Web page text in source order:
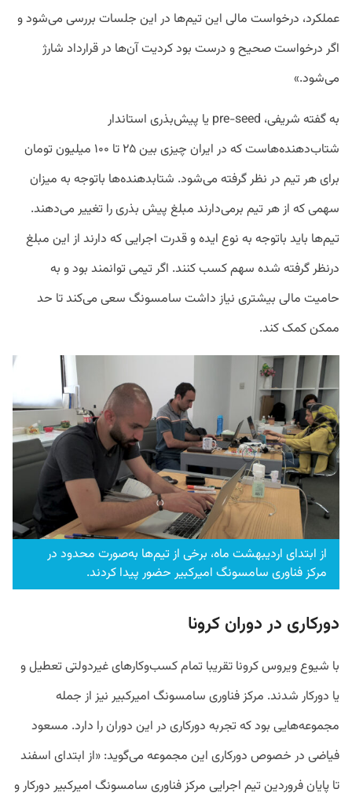
عملکرد، درخواست مالی این تیم‌ها در این جلسات بررسی می‌شود و
اگر درخواست صحیح و درست بود کردیت آن‌ها در قرارداد شارژ
می‌شود.»
به گفته شریفی، pre-seed یا پیش‌بذری استاندار
شتاب‌دهنده‌هاست که در ایران چیزی بین ۲۵ تا ۱۰۰ میلیون تومان
برای هر تیم در نظر گرفته می‌شود. شتابدهنده‌ها باتوجه به میزان
سهمی که از هر تیم برمی‌دارند مبلغ پیش بذری را تغییر می‌دهند.
تیم‌ها باید باتوجه به نوع ایده و قدرت اجرایی که دارند از این مبلغ
درنظر گرفته شده سهم کسب کنند. اگر تیمی توانمند بود و به
حامیت مالی بیشتری نیاز داشت سامسونگ سعی می‌کند تا حد
ممکن کمک کند.
از ابتدای اردیبهشت ماه، برخی از تیم‌ها به‌صورت محدود در
مرکز فناوری سامسونگ امیرکبیر حضور پیدا کردند.
دورکاری در دوران کرونا
با شیوع ویروس کرونا تقریبا تمام کسب‌وکار‌های غیردولتی تعطیل و
یا دورکار شدند. مرکز فناوری سامسونگ امیرکبیر نیز از جمله
مجموعه‌هایی بود که تجربه دورکاری در این دوران را دارد. مسعود
فیاضی در خصوص دورکاری این مجموعه می‌گوید: «از ابتدای اسفند
تا پایان فروردین تیم اجرایی مرکز فناوری سامسونگ امیرکبیر دورکار و